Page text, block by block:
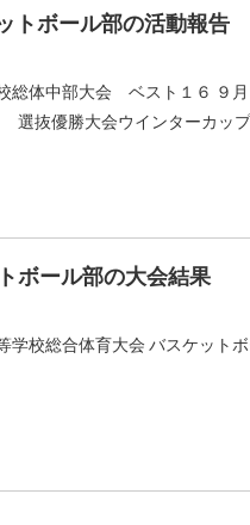
トボール部の活動報告
総体中部大会 ベスト１６ ９
選抜優勝大会ウインターカ
ボール部の大会結果
学校総合体育大会 バスケット